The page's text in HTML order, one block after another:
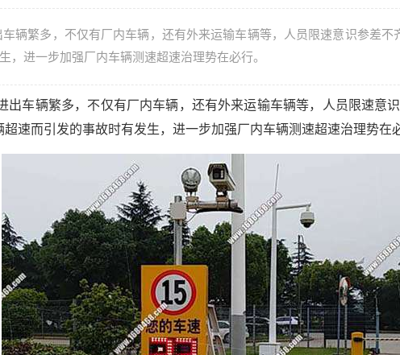
辆繁多，不仅有厂内车辆，还有外来运输车辆等，人员限速意识参差不
，进一步加强厂内车辆测速超速治理势在必行。
出车辆繁多，不仅有厂内车辆，还有外来运输车辆等，人员限速意
超速而引发的事故时有发生，进一步加强厂内车辆测速超速治理势在